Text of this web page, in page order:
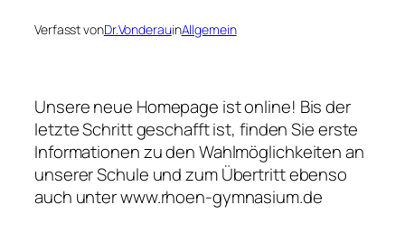
Verfasst vonDr.VonderauinAllgemein
Unsere neue Homepage ist online! Bis der
letzte Schritt geschafft ist, finden Sie erste
Informationen zu den Wahlmöglichkeiten an
unserer Schule und zum Übertritt ebenso
auch unter www.rhoen-gymnasium.de